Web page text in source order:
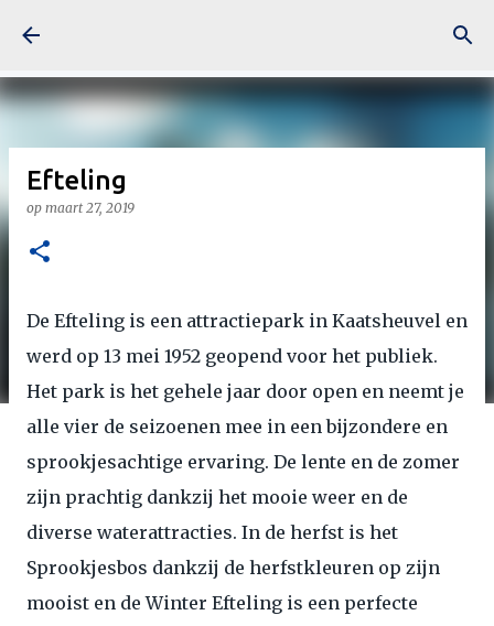
Efteling
op maart 27, 2019
De Efteling is een attractiepark in Kaatsheuvel en
werd op 13 mei 1952 geopend voor het publiek.
Het park is het gehele jaar door open en neemt je
alle vier de seizoenen mee in een bijzondere en
sprookjesachtige ervaring. De lente en de zomer
zijn prachtig dankzij het mooie weer en de
diverse waterattracties. In de herfst is het
Sprookjesbos dankzij de herfstkleuren op zijn
mooist en de Winter Efteling is een perfecte